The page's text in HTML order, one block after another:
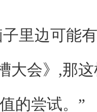
里边可能
大会》,那
的尝试。”